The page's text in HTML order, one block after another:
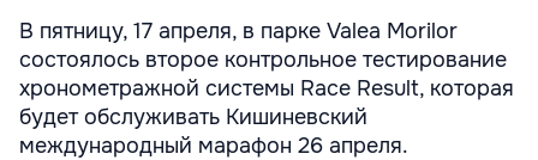
В пятницу, 17 апреля, в парке Valea Morilor
состоялось второе контрольное тестирование
хронометражной системы Race Result, которая
будет обслуживать Кишиневский
международный марафон 26 апреля.